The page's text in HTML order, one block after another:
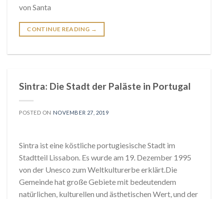
von Santa
CONTINUE READING →
Sintra: Die Stadt der Paläste in Portugal
POSTED ON NOVEMBER 27, 2019
Sintra ist eine köstliche portugiesische Stadt im
Stadtteil Lissabon. Es wurde am 19. Dezember 1995
von der Unesco zum Weltkulturerbe erklärt.Die
Gemeinde hat große Gebiete mit bedeutendem
natürlichen, kulturellen und ästhetischen Wert, und der